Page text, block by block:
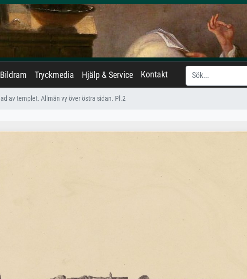
Bildram Tryckmedia Hjälp & Service Kontakt
av templet. Allmän vy över östra sidan. Pl.2